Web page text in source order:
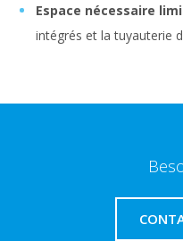
Espace nécessaire
intégrés et la tuyauterie